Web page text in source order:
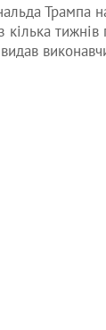
Трампа
кілька тижнів